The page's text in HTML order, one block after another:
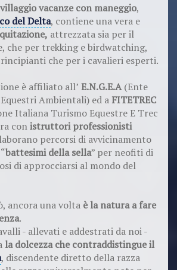
villaggio vacanze con maneggio,
del Delta, contiene una vera e
attrezzata sia per il
che per trekking e birdwatching,
che per i cavalieri esperti.
è affiliato all’ E.N.G.E.A(Ente
Ambientali) ed a FITETREC
Italiana Turismo Equestre E Trec
conistruttori professionisti
percorsi di avvicinamento
battesimi della sella” per neofiti di
di approcciarsi al mondo del
ancora una volta è la natura a fare
.
- allevati e addestrati da noi -
la dolcezza che contraddistingue il
, discendente diretto della razza